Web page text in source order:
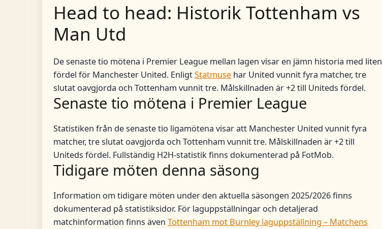
Head to head: Historik Tottenham vs
Man Utd
De senaste tio mötena i Premier League mellan lagen visar en jämn historia med liten
fördel för Manchester United. EnligtStatmuse har United vunnit fyra matcher, tre
slutat oavgjorda och Tottenham vunnit tre. Målskillnaden är +2 till Uniteds fördel.
Senaste tio mötena i Premier League
Statistiken från de senaste tio ligamötena visar att Manchester United vunnit fyra
matcher, tre slutat oavgjorda och Tottenham vunnit tre. Målskillnaden är +2 till
Uniteds fördel. Fullständig H2H-statistik finns dokumenterad på FotMob.
Tidigare möten denna säsong
Information om tidigare möten under den aktuella säsongen 2025/2026 finns
dokumenterad på statistiksidor. För laguppställningar och detaljerad
matchinformation finns även Tottenham mot Burnley laguppställning – Matchens